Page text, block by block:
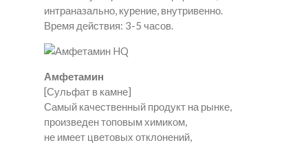
интраназально, курение, внутривенно.
Время действия: 3-5 часов.
Амфетамин
[Сульфат в камне]
Самый качественный продукт на рынке,
произведен топовым химиком,
не имеет цветовых отклонений,